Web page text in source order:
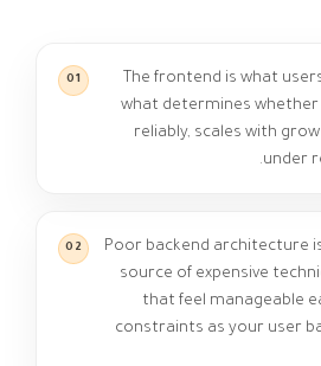
01
The frontend is what
what determines
reliably, scales with
under
02
Poor backend architecture
source of expensive
that feel manageable
constraints as your user